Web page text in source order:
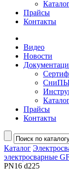
Прайсы
Контакты
Видео
Новости
Прайсы
Контакты
Каталог
электросварные
PN16 d225